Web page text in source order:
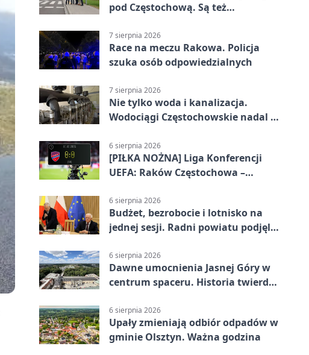
pod Częstochową. Są też
7 sierpnia 2026
Race na meczu Rakowa. Policja
szuka osób odpowiedzialnych
7 sierpnia 2026
Nie tylko woda i kanalizacja.
Wodociągi Częstochowskie nadal w
6 sierpnia 2026
[PIŁKA NOŻNA] Liga Konferencji
UEFA: Raków Częstochowa –
meczu III rundy eliminacji
6 sierpnia 2026
Budżet, bezrobocie i lotnisko na
jednej sesji. Radni powiatu podjęli
6 sierpnia 2026
Dawne umocnienia Jasnej Góry w
centrum spaceru. Historia twierdzy
6 sierpnia 2026
Upały zmieniają odbiór odpadów w
gminie Olsztyn. Ważna godzina